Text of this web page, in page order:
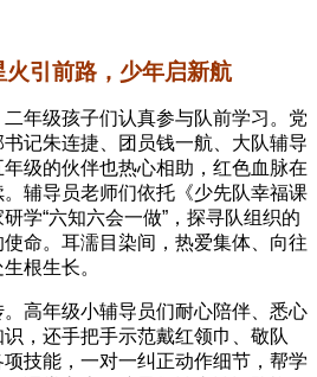
火引前路，少年启新航
年级孩子们认真参与队前学习。党
记朱连捷、团员钱一航、大队辅导
级的伙伴也热心相助，红色血脉在
辅导员老师们依托《少先队幸福课
学“六知六会一做”，探寻队组织的
命。耳濡目染间，热爱集体、向往
根生长。
高年级小辅导员们耐心陪伴、悉心
，还手把手示范戴红领巾、敬队
技能，一对一纠正动作细节，帮学